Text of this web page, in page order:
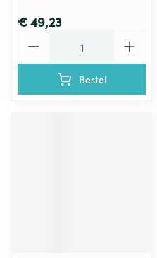
€ 49,23
Bestel